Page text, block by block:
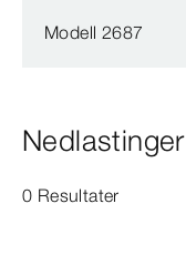
Modell 2687
Nedlastinger
0 Resultater